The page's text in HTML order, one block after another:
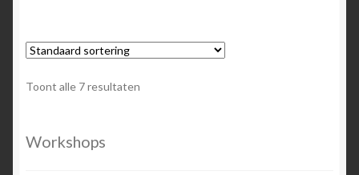
Toont alle 7 resultaten
Workshops